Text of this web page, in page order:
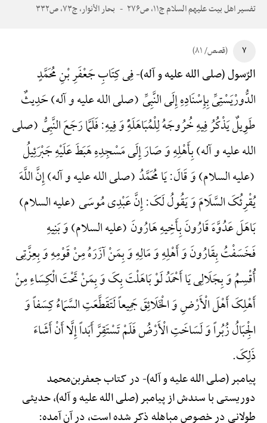
تفسیر اهل بیت علیهم السلام ج۱۱، ص۲۷۶ بحار الأنوار، ج۷۳، ص۳۳۲
۷ (قصص/ ۸۱)
الرّسول (صلی الله علیه و آله)-فِی کِتَابِ جَعْفَرِ بْنِ مُحَمَّدٍ
الدُّورْیَسْتِیِّ بِإِسْنَادِهِ إِلَی النَّبِیِّ (صلی الله علیه و آله) حَدِیثٌ
طَوِیلٌ یَذْکُرُ فِیهِ خُرُوجَهُ لِلْمُبَاهَلَهًِْ وَ فِیهِ: فَلَمَّا رَجَعَ النَّبِیُّ (صلی
الله علیه و آله) بِأَهْلِهِ وَ صَارَ إِلَی مَسْجِدِهِ هَبَطَ عَلَیْهِ جَبْرَئِیلُ
(علیه السلام) وَ قَالَ: یَا مُحَمَّدُ (صلی الله علیه و آله) إِنَّ اللَّهَ
یُقْرِئُکَ السَّلَامَ وَ یَقُولُ لَکَ: إِنَّ عَبْدِی مُوسَی (علیه السلام)
بَاهَلَ عَدُوَّهَ قَارُونَ بِأَخِیهِ هَارُونَ (علیه السلام) وَ بَنِیهِ
فَخَسَفْتُ بِقَارُونَ وَ أَهْلِهِ وَ مَالِهِ وَ بِمَنْ آزَرَهُ مِنْ قَوْمِهِ وَ بِعِزَّتِی
أُقْسِمُ وَ بِجَلَالِی یَا أَحْمَدُ لَوْ بَاهَلْتَ بِکَ وَ بِمَنْ تَحْتَ الْکِسَاءِ مِنْ
أَهْلِکَ أَهْلَ الْأَرْضِ وَ الْخَلَائِقَ جَمِیعاً لَتَقَطَّعَتِ السَّمَاءُ کِسَفاً وَ
الْجِبَالُ زُبُراً وَ لَسَاخَتِ الْأَرْضُ فَلَمْ تَسْتَقِرَّ أَبَداً إِلَّا أَنْ أَشَاءَ
ذَلِکَ.
پیامبر (صلی الله علیه و آله)-در کتاب جعفربن‌محمد
دوریستی با سندش از پیامبر (صلی الله علیه و آله)، حدیثی
طولانی در خصوص مباهله ذکر شده است، در آن آمده: